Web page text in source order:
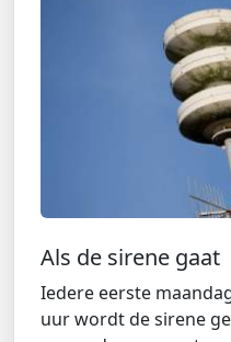
Als de sirene gaat
Iedere eerste
uur wordt de sirene